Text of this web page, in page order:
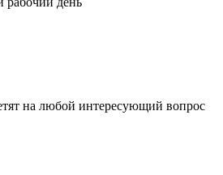
на любой интересующий вопрос